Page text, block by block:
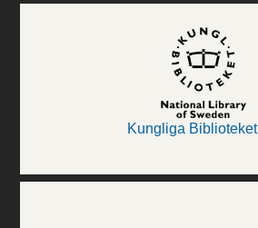
Kungliga Biblioteket